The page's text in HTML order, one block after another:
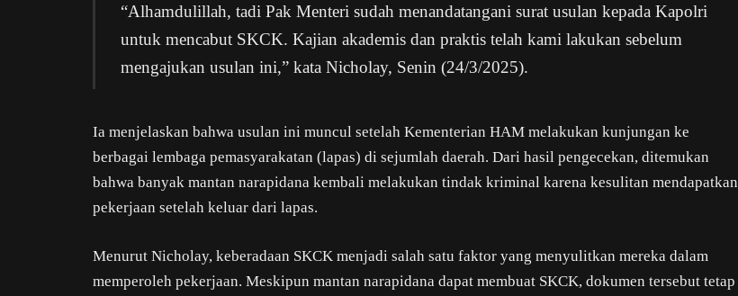
“Alhamdulillah, tadi Pak Menteri sudah menandatangani surat usulan kepada Kapolri
untuk mencabut SKCK. Kajian akademis dan praktis telah kami lakukan sebelum
mengajukan usulan ini,” kata Nicholay, Senin (24/3/2025).
Ia menjelaskan bahwa usulan ini muncul setelah Kementerian HAM melakukan kunjungan ke
berbagai lembaga pemasyarakatan (lapas) di sejumlah daerah. Dari hasil pengecekan, ditemukan
bahwa banyak mantan narapidana kembali melakukan tindak kriminal karena kesulitan mendapatkan
pekerjaan setelah keluar dari lapas.
Menurut Nicholay, keberadaan SKCK menjadi salah satu faktor yang menyulitkan mereka dalam
memperoleh pekerjaan. Meskipun mantan narapidana dapat membuat SKCK, dokumen tersebut tetap